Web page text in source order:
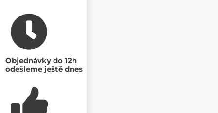
Objednávky do 12h
odešleme ještě dnes